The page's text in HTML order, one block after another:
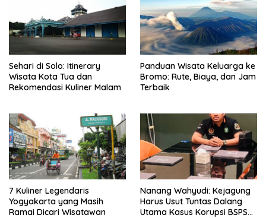
Sehari di Solo: Itinerary
Wisata Kota Tua dan
Rekomendasi Kuliner Malam
Panduan Wisata Keluarga ke
Bromo: Rute, Biaya, dan Jam
Terbaik
7 Kuliner Legendaris
Yogyakarta yang Masih
Ramai Dicari Wisatawan
Nanang Wahyudi: Kejagung
Harus Usut Tuntas Dalang
Utama Kasus Korupsi BSPS